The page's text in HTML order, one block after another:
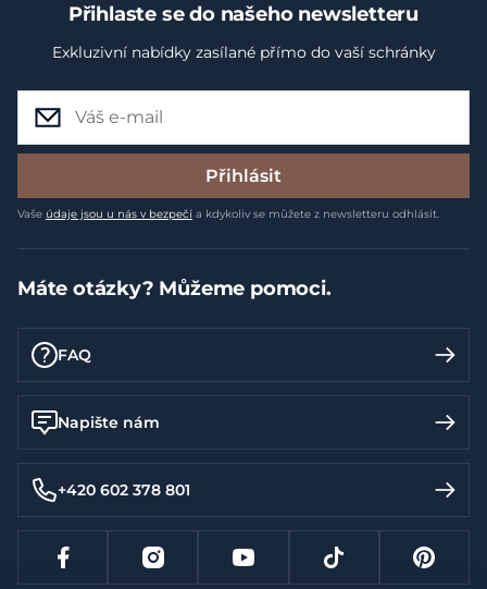
Přihlaste se do našeho newsletteru
Exkluzivní nabídky zasílané přímo do vaší schránky
Přihlásit
Vaše údaje jsou u nás v bezpečí a kdykoliv se můžete z newsletteru odhlásit.
Máte otázky? Můžeme pomoci.
FAQ
Napište nám
+420 602 378 801